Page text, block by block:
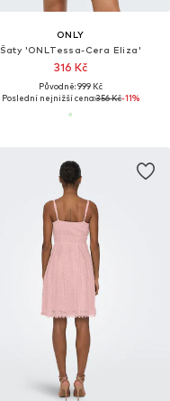
ONLY
Šaty 'ONLTessa-Cera Eliza'
316 Kč
Původně: 999 Kč
Poslední nejnižší cena:356 Kč-11%